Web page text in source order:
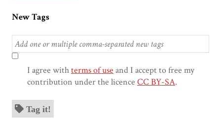
New Tags
I agree withterms of use and I accept to free my
contribution under the licence CC BY-SA.
Tag it!